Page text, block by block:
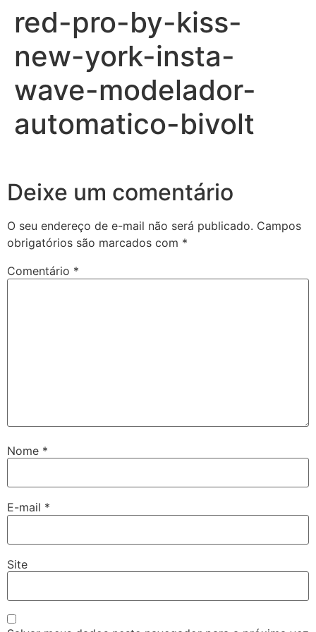
red-pro-by-kiss-
new-york-insta-
wave-modelador-
automatico-bivolt
Deixe um comentário
O seu endereço de e-mail não será publicado. Campos
obrigatórios são marcados com *
Comentário *
Nome *
E-mail *
Site